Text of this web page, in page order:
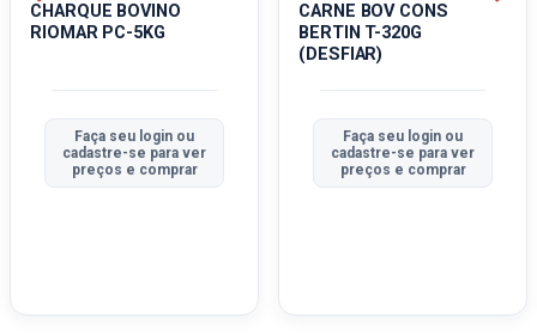
CHARQUE BOVINO
RIOMAR PC-5KG
Faça seu login ou
cadastre-se para ver
preços e comprar
CARNE BOV CONS
BERTIN T-320G
(DESFIAR)
Faça seu login ou
cadastre-se para ver
preços e comprar